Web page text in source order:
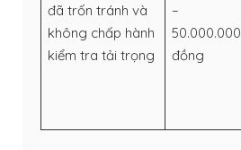
đã trốn tránh và
không chấp hành
kiểm tra tải trọng
–
50.000.000
đồng